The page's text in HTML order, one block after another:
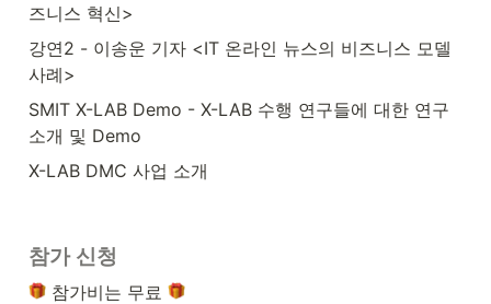
즈니스 혁신>
강연2 - 이송운 기자 <IT 온라인 뉴스의 비즈니스 모델
사례>
SMIT X-LAB Demo - X-LAB 수행 연구들에 대한 연구
소개 및 Demo
X-LAB DMC 사업 소개
참가 신청
참가비는 무료